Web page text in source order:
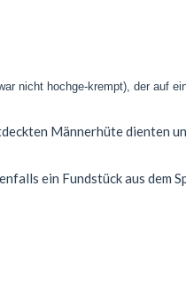
nicht hochge-krempt), der auf
Männerhüte dienten
ein Fundstück aus dem